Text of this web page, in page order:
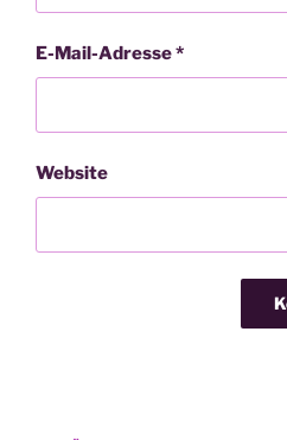
E-Mail-Adresse*
Website
Beitragsnavigation